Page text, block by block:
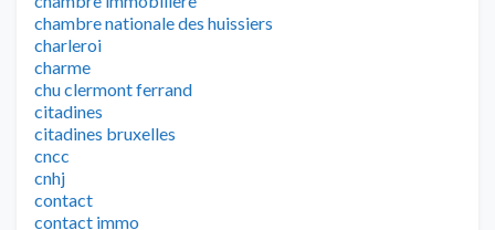
chambre nationale des huissiers
charleroi
charme
chu clermont ferrand
citadines
citadines bruxelles
cncc
cnhj
contact
contact immo